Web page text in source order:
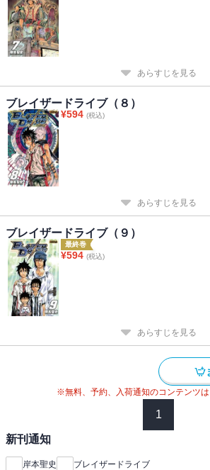
あらすじを見る
ブレイザードライブ（８）
¥594 (税込)
あらすじを見る
ブレイザードライブ（９）
最終巻
¥594 (税込)
あらすじを見る
※無料、予約、入荷通知のコンテンツは
1
新刊通知
岸本聖史 ブレイザードライブ